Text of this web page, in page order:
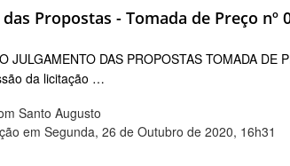
Propostas - Tomada de Preço nº
JULGAMENTO DAS PROPOSTAS TOMADA
da licitação …
Santo Augusto
em Segunda, 26 de Outubro de 2020, 16h31